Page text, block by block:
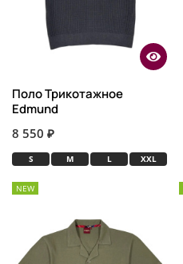
Поло Трикотажное
Edmund
8 550 ₽
S M L XXL
NEW